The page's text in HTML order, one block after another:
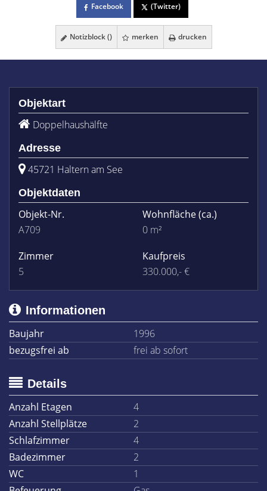
Facebook (Twitter)
Notizblock () merken drucken
Objektart
Doppelhaushälfte
Adresse
45721 Haltern am See
Objektdaten
Objekt-Nr.
A709
Wohnfläche(ca.)
0 m²
Zimmer
5
Kaufpreis
330.000,- €
Informationen
Baujahr
1996
bezugsfrei ab
frei ab sofort
Details
Anzahl Etagen
4
Anzahl Stellplätze
2
Schlafzimmer
4
Badezimmer
2
WC
1